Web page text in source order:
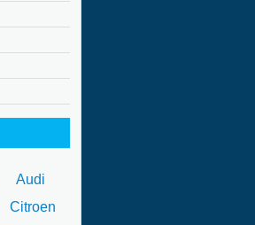
Audi
Citroen